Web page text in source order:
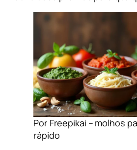
Por Freepikai – molhos
rápido